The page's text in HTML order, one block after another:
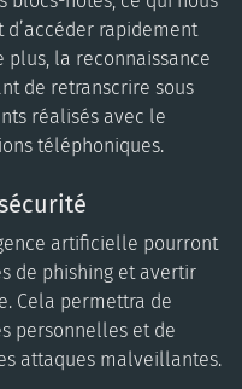
rapidement
plus, la reconnaissance
de retranscrire sous
réalisés avec le
téléphoniques.
artificielle pourront
de phishing et avertir
Cela permettra de
personnelles et de
attaques malveillantes.